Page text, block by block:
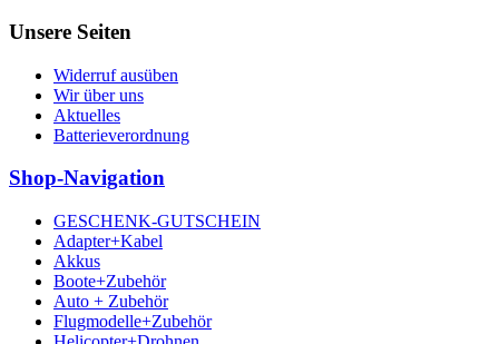
Unsere Seiten
Widerruf ausüben
Wir über uns
Aktuelles
Batterieverordnung
Shop-Navigation
GESCHENK-GUTSCHEIN
Adapter+Kabel
Akkus
Boote+Zubehör
Auto + Zubehör
Flugmodelle+Zubehör